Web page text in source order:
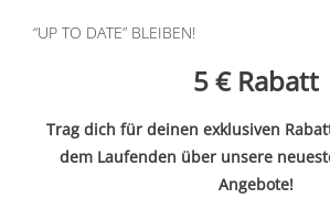
e
“UP TO DATE” BLEIBEN!
5 € Rabatt
Trag dich für deinen exklusiven
dem Laufenden über unsere
Angebote!